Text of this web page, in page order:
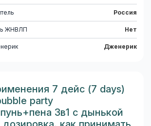
Россия
ЖНВЛП Нет
Дженерик
7 дейс (7 days)
party
3в1 с дынькой